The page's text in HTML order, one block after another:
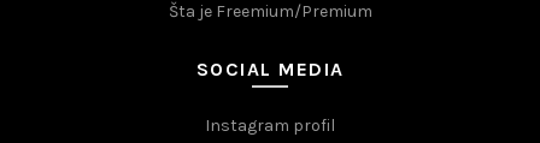
Šta je Freemium/Premium
SOCIAL MEDIA
Instagram profil